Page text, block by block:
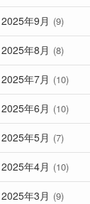
2025年9月 (9)
2025年8月 (8)
2025年7月 (10)
2025年6月 (10)
2025年5月 (7)
2025年4月 (10)
2025年3月 (9)